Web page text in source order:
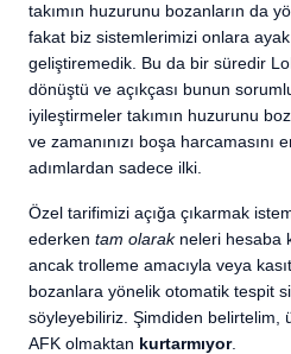
takımın huzurunu bozanların da
fakat biz sistemlerimizi onlara
geliştiremedik. Bu da bir süredir
dönüştü ve açıkçası bunun
iyileştirmeler takımın huzurunu
ve zamanınızı boşa harcamasını
adımlardan sadece ilki.
Özel tarifimizi açığa çıkarmak
ederken tam olarakneleri hesaba
ancak trolleme amacıyla veya
bozanlara yönelik otomatik tespit
söyleyebiliriz. Şimdiden belirtelim,
AFK olmaktan kurtarmıyor.